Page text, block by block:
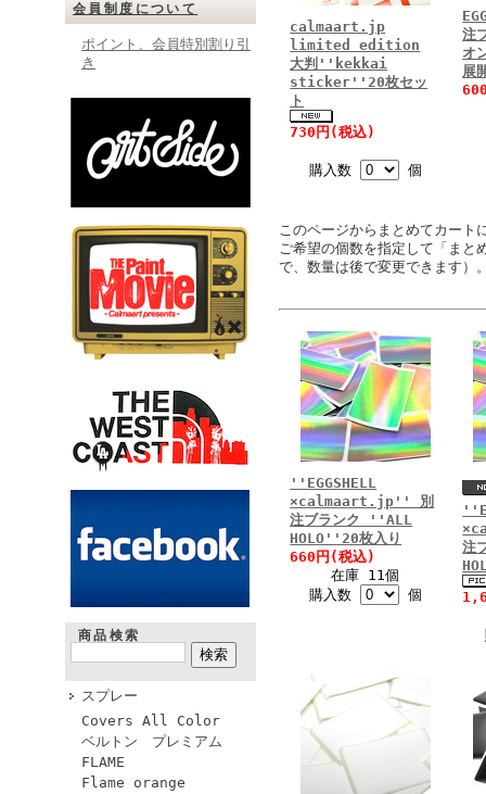
会員制度について
ポイント、会員特別割り引
き
商品検索
スプレー
Covers All Color
ベルトン プレミアム
FLAME
Flame orange
calmaart.jp
limited edition
大判''kekkai
sticker''20枚セッ
ト
730円(税込)
購入数 個
注
オ
展
このページからまとめてカート
ご希望の個数を指定して「ま
で、数量は後で変更できます）
''EGGSHELL
×calmaart.jp'' 別
注ブランク ''ALL
HOLO''20枚入り
660円(税込)
在庫 11個
購入数
個
注